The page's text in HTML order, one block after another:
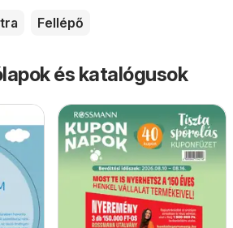
Fellépő
és katalógusok